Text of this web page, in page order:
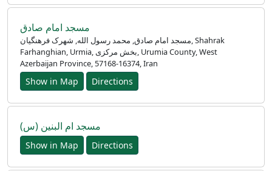
English
العربيّة
Türkçe
اردو
مسجد امام صادق
مسجد امام صادق, محمد رسول الله, شهرک فرهنگیان, Shahrak
Farhanghian, Urmia, بخش مرکزی, Urumia County, West
Azerbaijan Province, 57168-16374, Iran
Show in Map Directions
مسجد ام البنین (س)
Show in Map Directions